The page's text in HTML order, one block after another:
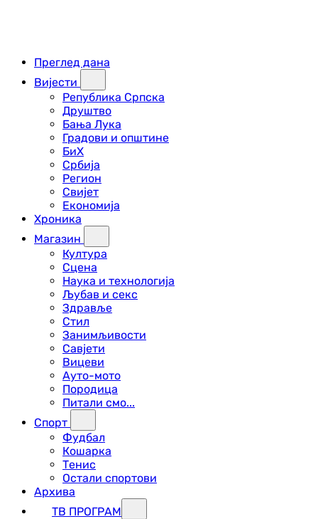
Преглед дана
Вијести
Република Српска
Друштво
Бања Лука
Градови и општине
БиХ
Србија
Регион
Свијет
Економија
Хроника
Магазин
Култура
Сцена
Наука и технологија
Љубав и секс
Здравље
Стил
Занимљивости
Савјети
Вицеви
Ауто-мото
Породица
Питали смо...
Спорт
Фудбал
Кошарка
Тенис
Остали спортови
Архива
ТВ ПРОГРАМ